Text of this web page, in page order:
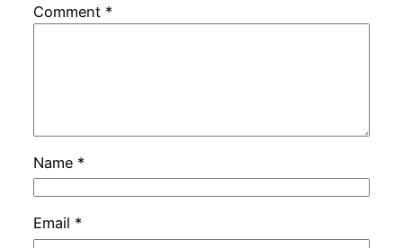
Comment *
Name *
Email *